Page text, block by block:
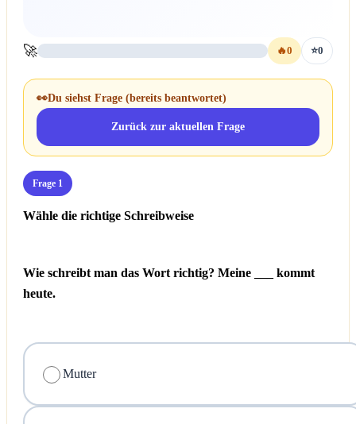
🚀 🔥0 ⭐0
👀Du siehst Frage (bereits beantwortet)
Zurück zur aktuellen Frage
Frage 1
Wähle die richtige Schreibweise
Wie schreibt man das Wort richtig? Meine ___ kommt
heute.
Mutter